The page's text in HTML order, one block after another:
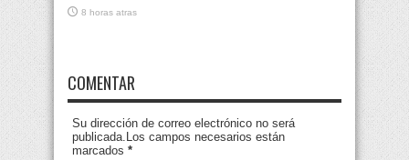
8 horas atras
COMENTAR
Su dirección de correo electrónico no será
publicada.Los campos necesarios están
marcados *